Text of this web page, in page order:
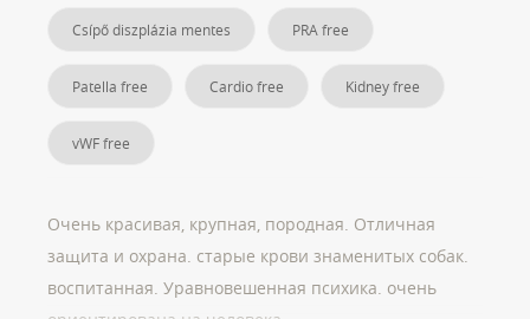
Csípő diszplázia mentes PRA free
Patella free Cardio free Kidney free
vWF free
Очень красивая, крупная, породная. Отличная
защита и охрана. старые крови знаменитых собак.
воспитанная. Уравновешенная психика. очень